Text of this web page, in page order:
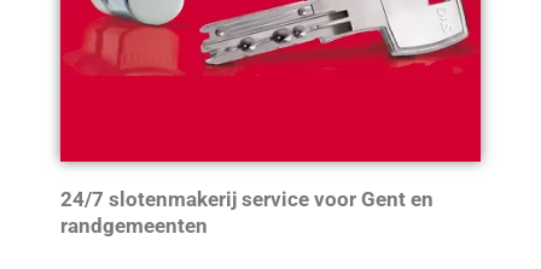
24/7 slotenmakerij service voor Gent en
randgemeenten